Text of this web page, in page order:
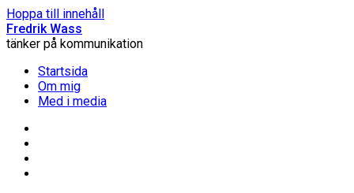
Hoppa till innehåll
Fredrik Wass
tänker på kommunikation
Startsida
Om mig
Med i media